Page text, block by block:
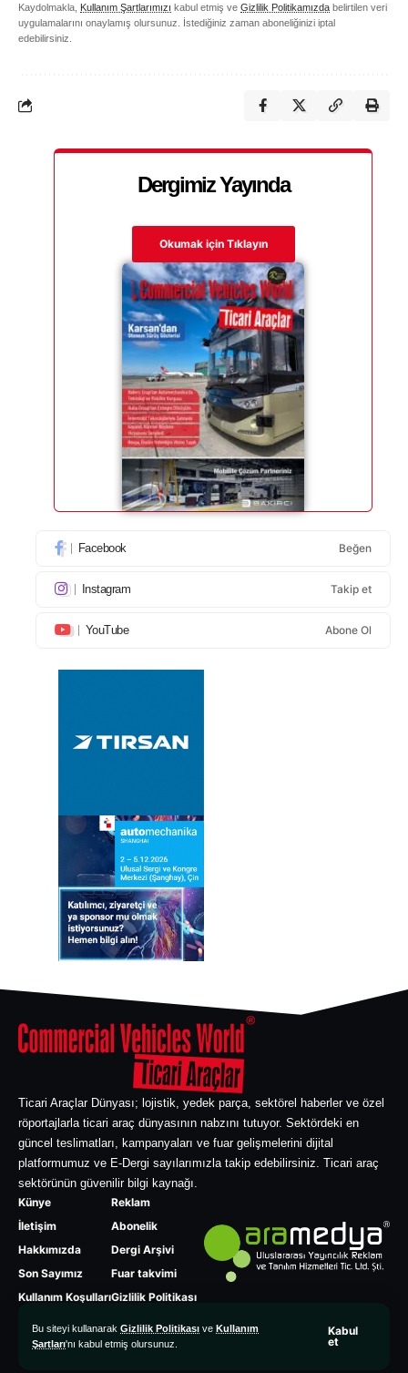
Bu siteyi kullanarak Gizlilik Politikası ve Kullanım
Şartları'nı kabul etmiş olursunuz.
Kabul
et
Kaydolmakla, Kullanım Şartlarımızı kabul etmiş ve Gizlilik Politikamızda belirtilen veri
uygulamalarını onaylamış olursunuz. İstediğiniz zaman aboneliğinizi iptal
edebilirsiniz.
Dergimiz Yayında
Okumak için Tıklayın
Facebook Beğen
Instagram Takip et
YouTube Abone Ol
Ticari Araçlar Dünyası; lojistik, yedek parça, sektörel haberler ve özel
röportajlarla ticari araç dünyasının nabzını tutuyor. Sektördeki en
güncel teslimatları, kampanyaları ve fuar gelişmelerini dijital
platformumuz ve E-Dergi sayılarımızla takip edebilirsiniz. Ticari araç
sektörünün güvenilir bilgi kaynağı.
Künye
İletişim
Hakkımızda
Son Sayımız
Kullanım Koşulları
Reklam
Abonelik
Dergi Arşivi
Fuar takvimi
Gizlilik Politikası